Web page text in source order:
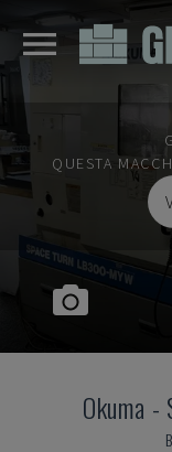
QUESTA
Okuma -